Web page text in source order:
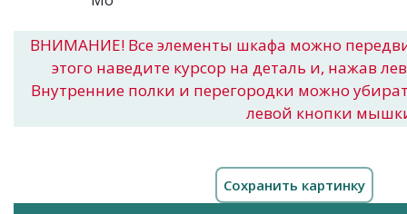
ВНИМАНИЕ! Все элементы шкафа можно
этого наведите курсор на деталь и, нажав
Внутренние полки и перегородки можно
левой кнопки